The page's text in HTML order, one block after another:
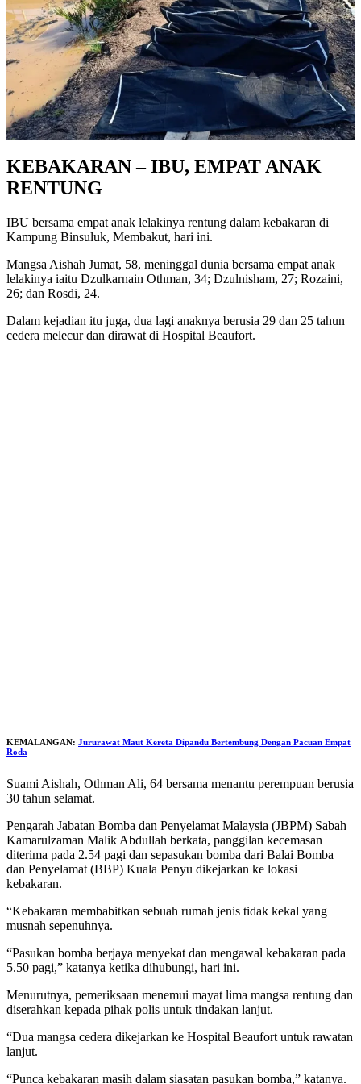
KEBAKARAN – IBU, EMPAT ANAK
RENTUNG
IBU bersama empat anak lelakinya rentung dalam kebakaran di
Kampung Binsuluk, Membakut, hari ini.
Mangsa Aishah Jumat, 58, meninggal dunia bersama empat anak
lelakinya iaitu Dzulkarnain Othman, 34; Dzulnisham, 27; Rozaini,
26; dan Rosdi, 24.
Dalam kejadian itu juga, dua lagi anaknya berusia 29 dan 25 tahun
cedera melecur dan dirawat di Hospital Beaufort.
KEMALANGAN: Jururawat Maut Kereta Dipandu Bertembung Dengan Pacuan Empat
Roda
Suami Aishah, Othman Ali, 64 bersama menantu perempuan berusia
30 tahun selamat.
Pengarah Jabatan Bomba dan Penyelamat Malaysia (JBPM) Sabah
Kamarulzaman Malik Abdullah berkata, panggilan kecemasan
diterima pada 2.54 pagi dan sepasukan bomba dari Balai Bomba
dan Penyelamat (BBP) Kuala Penyu dikejarkan ke lokasi
kebakaran.
“Kebakaran membabitkan sebuah rumah jenis tidak kekal yang
musnah sepenuhnya.
“Pasukan bomba berjaya menyekat dan mengawal kebakaran pada
5.50 pagi,” katanya ketika dihubungi, hari ini.
Menurutnya, pemeriksaan menemui mayat lima mangsa rentung dan
diserahkan kepada pihak polis untuk tindakan lanjut.
“Dua mangsa cedera dikejarkan ke Hospital Beaufort untuk rawatan
lanjut.
“Punca kebakaran masih dalam siasatan pasukan bomba,” katanya.